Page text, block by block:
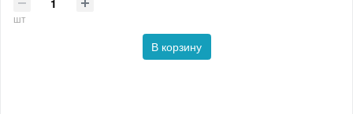
шт
В корзину